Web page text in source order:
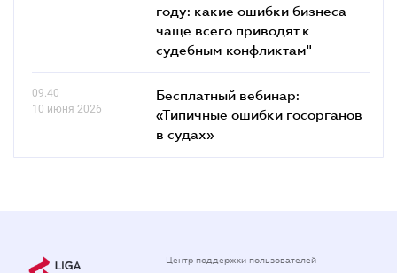
году: какие ошибки бизнеса
чаще всего приводят к
судебным конфликтам"
09.40
10 июня 2026
Бесплатный вебинар:
«Типичные ошибки госорганов
в судах»
Центр поддержки пользователей